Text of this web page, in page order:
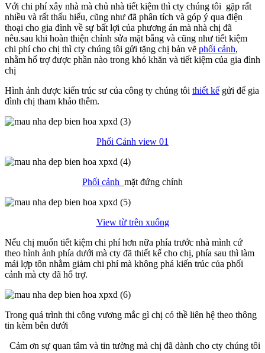
Với chi phí xây nhà mà chủ nhà tiết kiệm thì cty chúng tôi gặp rất
nhiều và rất thấu hiểu, cũng như đã phân tích và góp ý qua điện
thoại cho gia đình về sự bất lợi của phương án mà nhà chị đã
nêu.sau khi hoàn thiện chỉnh sửa mặt bằng và cũng như tiết kiệm
chi phí cho chị thì cty chúng tôi gửi tặng chị bản vẽ phối cảnh,
nhằm hổ trợ được phần nào trong khó khăn và tiết kiệm của gia đình
chị
Hình ảnh được kiến trúc sư của công ty chúng tôi thiết kế gửi để gia
đình chị tham khảo thêm.
Phối Cảnh view 01
Phối cảnh _mặt đứng chính
View từ trên xuống
Nếu chị muốn tiết kiệm chi phí hơn nữa phía trước nhà mình cứ
theo hình ảnh phía dưới mà cty đã thiết kế cho chị, phía sau thì làm
mái lợp tôn nhằm giảm chi phí mà không phá kiến trúc của phối
cảnh mà cty đã hổ trợ.
Trong quá trình thi công vương mắc gì chị có thề liên hệ theo thông
tin kèm bên dưới
Cảm ơn sự quan tâm và tin tường mà chị đã dành cho cty chúng tôi